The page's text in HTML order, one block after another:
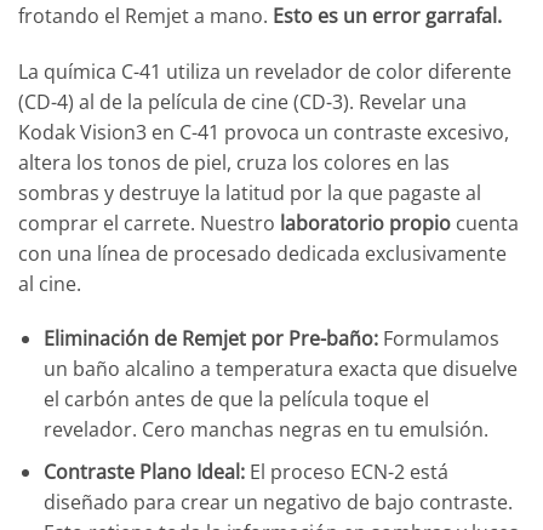
frotando el Remjet a mano. Esto es un error garrafal.
La química C-41 utiliza un revelador de color diferente
(CD-4) al de la película de cine (CD-3). Revelar una
Kodak Vision3 en C-41 provoca un contraste excesivo,
altera los tonos de piel, cruza los colores en las
sombras y destruye la latitud por la que pagaste al
comprar el carrete. Nuestro laboratorio propio cuenta
con una línea de procesado dedicada exclusivamente
al cine.
Eliminación de Remjet por Pre-baño:Formulamos
un baño alcalino a temperatura exacta que disuelve
el carbón antes de que la película toque el
revelador. Cero manchas negras en tu emulsión.
Contraste Plano Ideal:El proceso ECN-2 está
diseñado para crear un negativo de bajo contraste.